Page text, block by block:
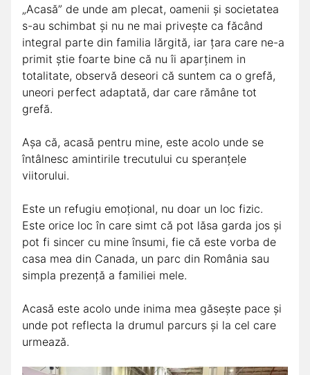
„Acasă” de unde am plecat, oamenii și societatea
s-au schimbat și nu ne mai privește ca făcând
integral parte din familia lărgită, iar țara care ne-a
primit știe foarte bine că nu îi aparținem in
totalitate, observă deseori că suntem ca o grefă,
uneori perfect adaptată, dar care rămâne tot
grefă.
Așa că, acasă pentru mine, este acolo unde se
întâlnesc amintirile trecutului cu speranțele
viitorului.
Este un refugiu emoțional, nu doar un loc fizic.
Este orice loc în care simt că pot lăsa garda jos și
pot fi sincer cu mine însumi, fie că este vorba de
casa mea din Canada, un parc din România sau
simpla prezență a familiei mele.
Acasă este acolo unde inima mea găsește pace și
unde pot reflecta la drumul parcurs și la cel care
urmează.